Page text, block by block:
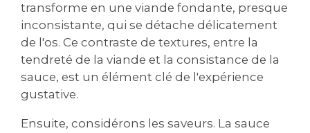
transforme en une viande fondante, presque
inconsistante, qui se détache délicatement
de l'os. Ce contraste de textures, entre la
tendreté de la viande et la consistance de la
sauce, est un élément clé de l'expérience
gustative.
Ensuite, considérons les saveurs. La sauce